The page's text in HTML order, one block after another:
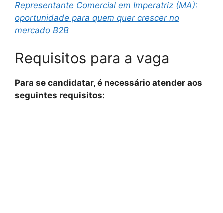
Representante Comercial em Imperatriz (MA):
oportunidade para quem quer crescer no
mercado B2B
Requisitos para a vaga
Para se candidatar, é necessário atender aos
seguintes requisitos: